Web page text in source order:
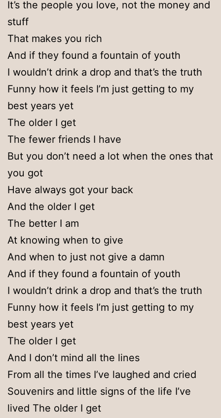
It’s the people you love, not the money and
stuff
That makes you rich
And if they found a fountain of youth
I wouldn’t drink a drop and that’s the truth
Funny how it feels I’m just getting to my
best years yet
The older I get
The fewer friends I have
But you don’t need a lot when the ones that
you got
Have always got your back
And the older I get
The better I am
At knowing when to give
And when to just not give a damn
And if they found a fountain of youth
I wouldn’t drink a drop and that’s the truth
Funny how it feels I’m just getting to my
best years yet
The older I get
And I don’t mind all the lines
From all the times I’ve laughed and cried
Souvenirs and little signs of the life I’ve
lived The older I get